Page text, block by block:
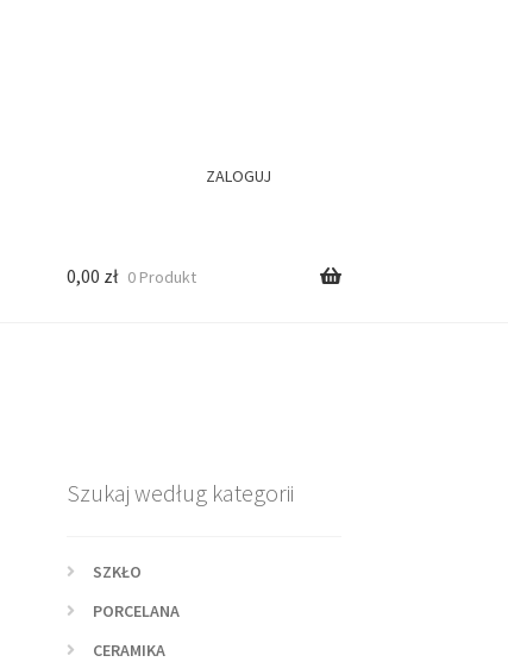
ZALOGUJ
0,00 zł 0 Produkt
Szukaj według kategorii
SZKŁO
PORCELANA
CERAMIKA